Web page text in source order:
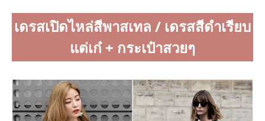
เดรสเปิดไหล่สีพาสเทล / เดรสสีดำเรียบ
แต่เก๋ + กระเป๋าสวยๆ